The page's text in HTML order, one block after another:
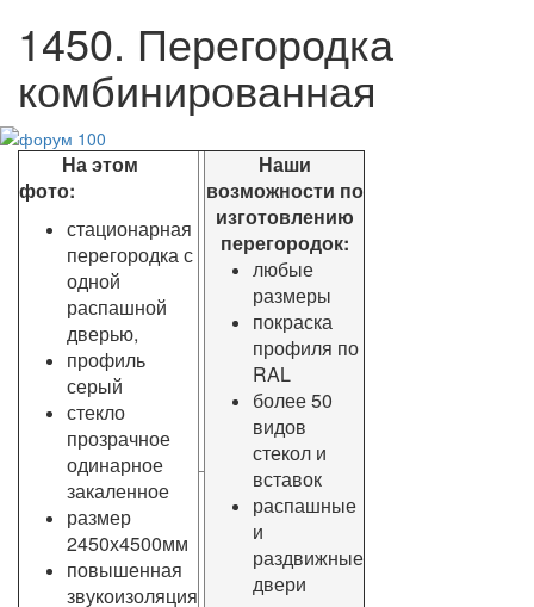
1450. Перегородка
комбинированная
На этом
фото:
стационарная
перегородка с
одной
распашной
дверью,
профиль
серый
стекло
прозрачное
одинарное
закаленное
размер
2450х4500мм
повышенная
звукоизоляция
Наши
возможности по
изготовлению
перегородок:
любые
размеры
покраска
профиля по
RAL
более 50
видов
стекол и
вставок
распашные
и
раздвижные
двери